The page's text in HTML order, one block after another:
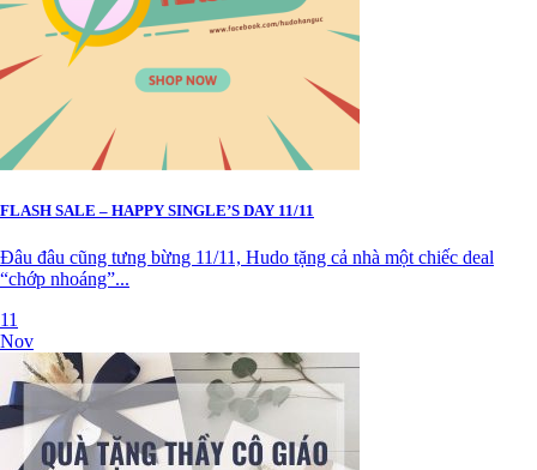
FLASH SALE – HAPPY SINGLE’S DAY 11/11
Đâu đâu cũng tưng bừng 11/11, Hudo tặng cả nhà một chiếc deal
“chớp nhoáng”...
11
Nov